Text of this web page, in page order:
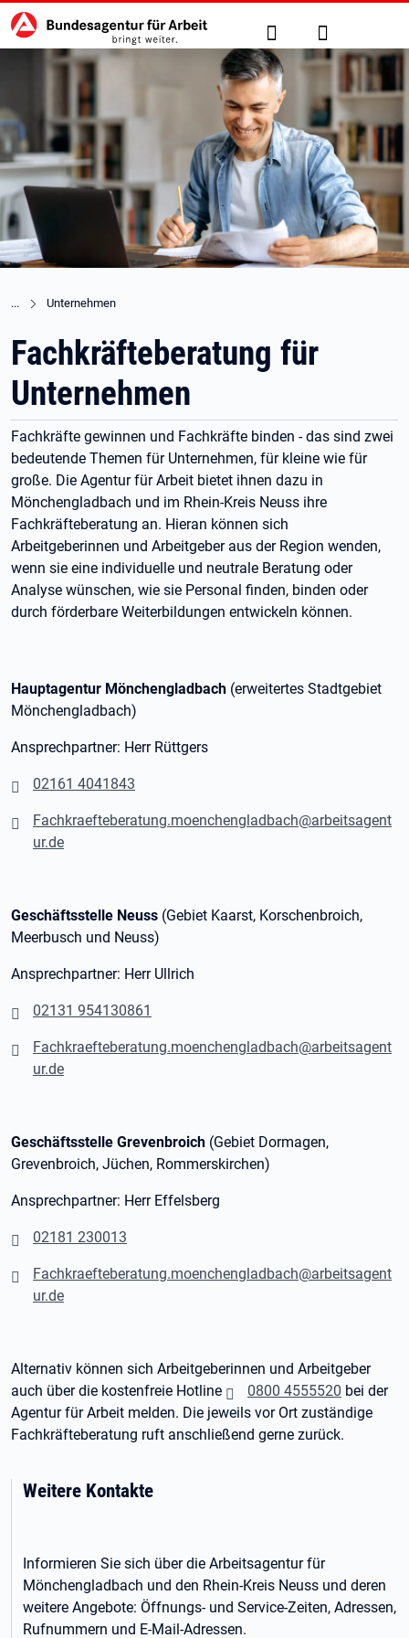
zu den Hauptinhalten springen
Hauptnavigation Suche Anmelden
Unternehmen
Fachkräfteberatung für
Unternehmen
Fachkräfte gewinnen und Fachkräfte binden - das sind zwei
bedeutende Themen für Unternehmen, für kleine wie für
große. Die Agentur für Arbeit bietet ihnen dazu in
Mönchengladbach und im Rhein-Kreis Neuss ihre
Fachkräfteberatung an. Hieran können sich
Arbeitgeberinnen und Arbeitgeber aus der Region wenden,
wenn sie eine individuelle und neutrale Beratung oder
Analyse wünschen, wie sie Personal finden, binden oder
durch förderbare Weiterbildungen entwickeln können.
Hauptagentur Mönchengladbach (erweitertes Stadtgebiet
Mönchengladbach)
Ansprechpartner: Herr Rüttgers
02161 4041843
Fachkraefteberatung.moenchengladbach@arbeitsagent
ur.de
Geschäftsstelle Neuss (Gebiet Kaarst, Korschenbroich,
Meerbusch und Neuss)
Ansprechpartner: Herr Ullrich
02131 954130861
Fachkraefteberatung.moenchengladbach@arbeitsagent
ur.de
Geschäftsstelle Grevenbroich (Gebiet Dormagen,
Grevenbroich, Jüchen, Rommerskirchen)
Ansprechpartner: Herr Effelsberg
02181 230013
Fachkraefteberatung.moenchengladbach@arbeitsagent
ur.de
Alternativ können sich Arbeitgeberinnen und Arbeitgeber
auch über die kostenfreie Hotline
0800 4555520 bei der
Agentur für Arbeit melden. Die jeweils vor Ort zuständige
Fachkräfteberatung ruft anschließend gerne zurück.
Weitere Kontakte
Informieren Sie sich über die Arbeitsagentur für
Mönchengladbach und den Rhein-Kreis Neuss und deren
weitere Angebote: Öffnungs- und Service-Zeiten, Adressen,
Rufnummern und E-Mail-Adressen.